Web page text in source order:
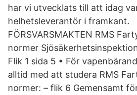
har vi utvecklats till att idag
helhetsleverantör i framkant.
FÖRSVARSMAKTEN RMS
normer
Flik 1 sida 5 • För
alltid med att studera RMS
normer: – flik 6 Gemensamt